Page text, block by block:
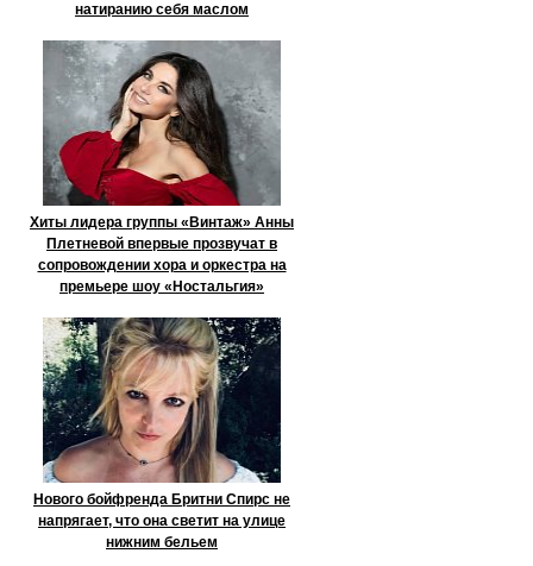
натиранию себя маслом
Хиты лидера группы «Винтаж» Анны
Плетневой впервые прозвучат в
сопровождении хора и оркестра на
премьере шоу «Ностальгия»
Нового бойфренда Бритни Спирс не
напрягает, что она светит на улице
нижним бельем